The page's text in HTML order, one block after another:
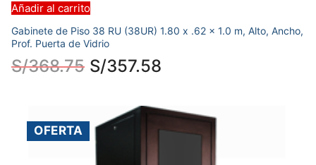
Añadir al carrito
Gabinete de Piso 38 RU (38UR) 1.80 x .62 x 1.0 m, Alto, Ancho,
Prof. Puerta de Vidrio
S/368.75 S/357.58
OFERTA